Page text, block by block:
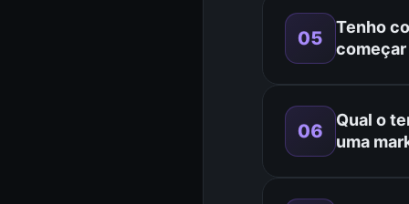
05
Tenho
06
Qual o
uma